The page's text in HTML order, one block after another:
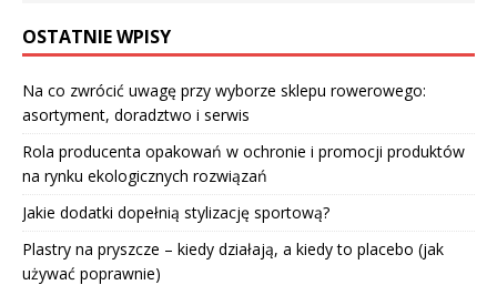
OSTATNIE WPISY
Na co zwrócić uwagę przy wyborze sklepu rowerowego:
asortyment, doradztwo i serwis
Rola producenta opakowań w ochronie i promocji produktów
na rynku ekologicznych rozwiązań
Jakie dodatki dopełnią stylizację sportową?
Plastry na pryszcze – kiedy działają, a kiedy to placebo (jak
używać poprawnie)